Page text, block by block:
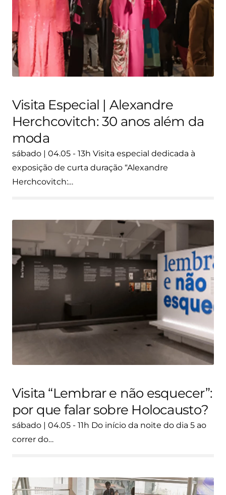
Visita Especial | Alexandre
Herchcovitch: 30 anos além da
moda
sábado | 04.05 - 13h Visita especial dedicada à
exposição de curta duração “Alexandre
Herchcovitch:…
Visita “Lembrar e não esquecer”:
por que falar sobre Holocausto?
sábado | 04.05 - 11h Do início da noite do dia 5 ao
correr do…